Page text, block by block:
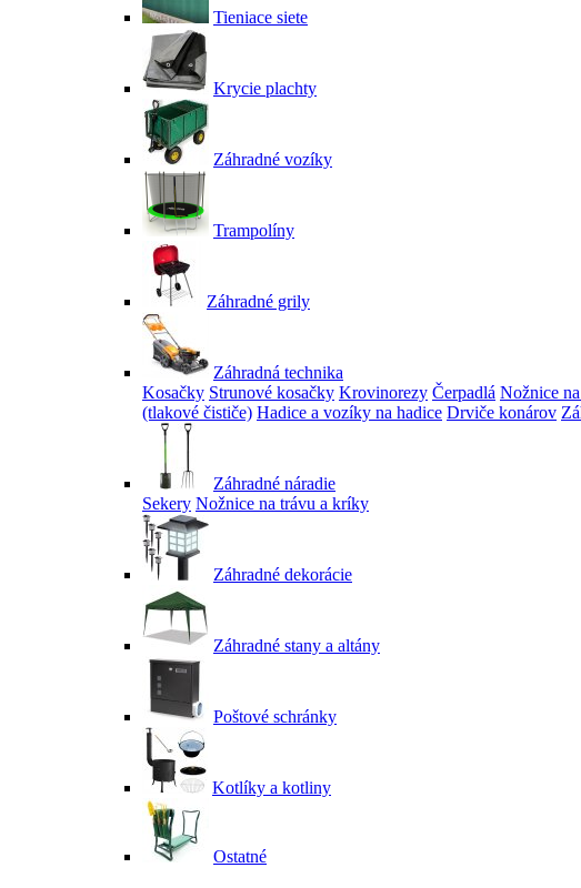
Tieniace siete
Krycie plachty
Záhradné vozíky
Trampolíny
Záhradné grily
Záhradná technika
Kosačky Strunové kosačky Krovinorezy Čerpadlá Nožnice
(tlakové čističe) Hadice a vozíky na hadice Drviče konárov
Záhradné náradie
Sekery Nožnice na trávu a kríky
Záhradné dekorácie
Záhradné stany a altány
Poštové schránky
Kotlíky a kotliny
Ostatné